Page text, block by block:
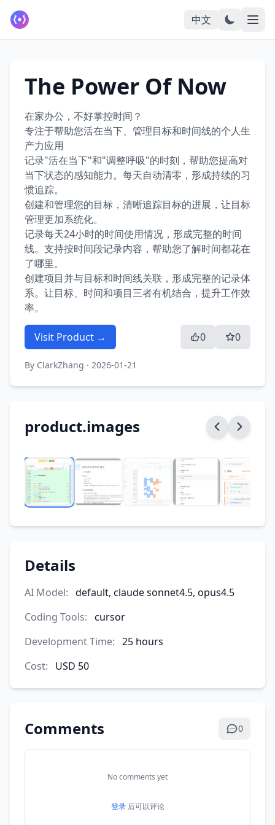
中文
The Power Of Now
在家办公，不好掌控时间？
专注于帮助您活在当下、管理目标和时间线的个人生
产力应用
记录"活在当下"和"调整呼吸"的时刻，帮助您提高对
当下状态的感知能力。每天自动清零，形成持续的习
惯追踪。
创建和管理您的目标，清晰追踪目标的进展，让目标
管理更加系统化。
记录每天24小时的时间使用情况，形成完整的时间
线。支持按时间段记录内容，帮助您了解时间都花在
了哪里。
创建项目并与目标和时间线关联，形成完整的记录体
系。让目标、时间和项目三者有机结合，提升工作效
率。
Visit Product → 0 0
By ClarkZhang · 2026-01-21
product.images
1/
Details
AI Model: default, claude sonnet4.5, opus4.5
Coding Tools: cursor
Development Time: 25 hours
Cost:
USD 50
Comments 0
No comments yet
登录后可以评论